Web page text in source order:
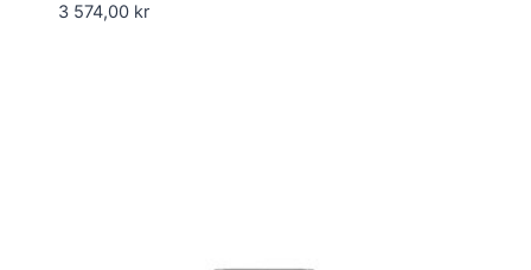
3 574,00 kr